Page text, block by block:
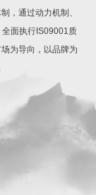
，通过动力机制、
面执行IS09001质
为导向，以品牌为